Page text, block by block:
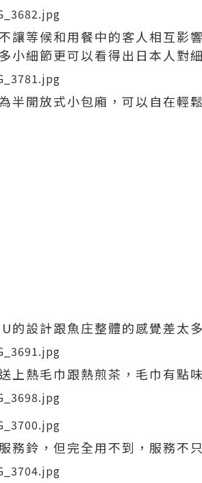
讓等候和用餐中的客人相互影
小細節更可以看得出日本人對
半開放式小包廂，可以自在輕
的設計跟魚庄整體的感覺差太
上熱毛巾跟熱煎茶，毛巾有點
務鈴，但完全用不到，服務不